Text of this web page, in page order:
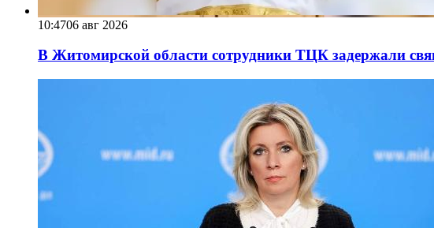
10:4706 авг 2026
В Житомирской области сотрудники ТЦК задержали